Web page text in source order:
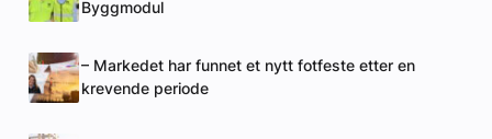
Byggmodul
– Markedet har funnet et nytt fotfeste etter en
krevende periode